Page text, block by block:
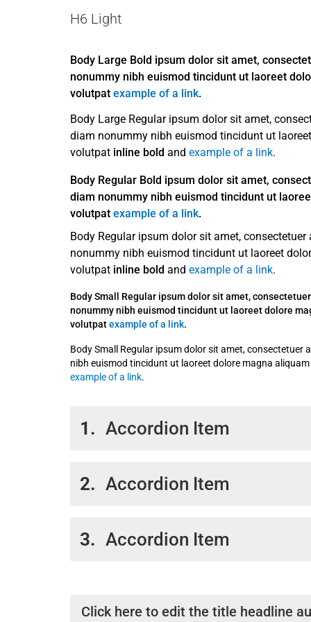
H6 Light
Body Large Bold ipsum dolor sit amet,
nonummy nibh euismod tincidunt ut laoreet
volutpat example of a link.
Body Large Regular ipsum dolor sit amet,
diam nonummy nibh euismod tincidunt ut
volutpat inline bold and example of a link.
Body Regular Bold ipsum dolor sit amet,
diam nonummy nibh euismod tincidunt ut
volutpat example of a link.
Body Regular ipsum dolor sit amet,
nonummy nibh euismod tincidunt ut laoreet
volutpat inline bold and example of a link.
Body Small Regular ipsum dolor sit amet,
nonummy nibh euismod tincidunt ut laoreet dolore
volutpatexample of a link.
Body Small Regular ipsum dolor sit amet, consectetuer
nibh euismod tincidunt ut laoreet dolore magna
example of a link.
1. Accordion Item
sed diam nonummy nibh euismod
suscipit lobortis nisl ut aliquip ex ea
Duis autem vel eum iriure dolor in
duis dolore te feugait nulla facilisi.
2. Accordion Item
sed diam nonummy nibh euismod
Duis autem vel eum iriure dolor in
3. Accordion Item
dolore magna aliquam erat volutpat.
Click here to edit the title headline